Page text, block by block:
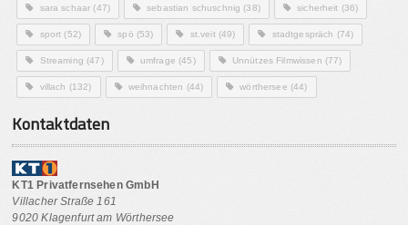
sara schaar (47) sebastian schuschnig (38) sicherheit (36)
sport (52) spö (53) st.veit(49) stadtgespräch (74)
Streaming (47) umfrage (45) Unnützes Filmwissen (77)
villach (132) weihnachten (44) wörthersee (44)
Kontaktdaten
KT1 Privatfernsehen GmbH
Villacher Straße 161
9020 Klagenfurt am Wörthersee